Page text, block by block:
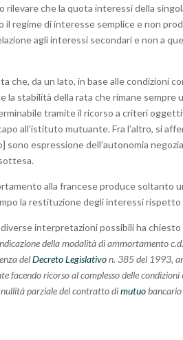
che la quota interessi della
il regime di interesse semplice e non
agli interessi secondari e non a
che, da un lato, in base alle
la stabilità della rata che rimane
tramite il ricorso a criteri
all’istituto mutuante. Fra l’altro, si
espressione dell’autonomia
alla francese produce
la restituzione degli interessi
interpretazioni possibili ha
della modalità di ammortamento
delDecreto Legislativon. 385 del 1993,
facendo ricorso al complesso delle
parziale del contratto dimutuobancario